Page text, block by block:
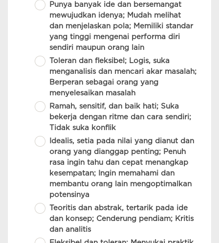
Punya banyak ide dan bersemangat
mewujudkan idenya; Mudah melihat
dan menjelaskan pola; Memiliki standar
yang tinggi mengenai performa diri
sendiri maupun orang lain
Toleran dan fleksibel; Logis, suka
menganalisis dan mencari akar masalah;
Berperan sebagai orang yang
menyelesaikan masalah
Ramah, sensitif, dan baik hati; Suka
bekerja dengan ritme dan cara sendiri;
Tidak suka konflik
Idealis, setia pada nilai yang dianut dan
orang yang dianggap penting; Penuh
rasa ingin tahu dan cepat menangkap
kesempatan; Ingin memahami dan
membantu orang lain mengoptimalkan
potensinya
Teoritis dan abstrak, tertarik pada ide
dan konsep; Cenderung pendiam; Kritis
dan analitis